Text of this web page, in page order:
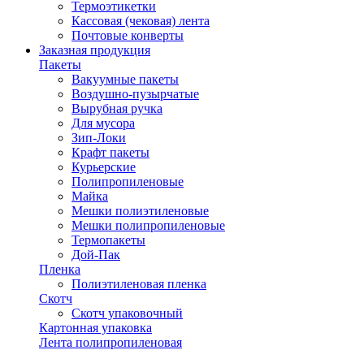
Термоэтикетки
Кассовая (чековая) лента
Почтовые конверты
Заказная продукция
Пакеты
Вакуумные пакеты
Воздушно-пузырчатые
Вырубная ручка
Для мусора
Зип-Локи
Крафт пакеты
Курьерские
Полипропиленовые
Майка
Мешки полиэтиленовые
Мешки полипропиленовые
Термопакеты
Дой-Пак
Пленка
Полиэтиленовая пленка
Скотч
Скотч упаковочный
Картонная упаковка
Лента полипропиленовая